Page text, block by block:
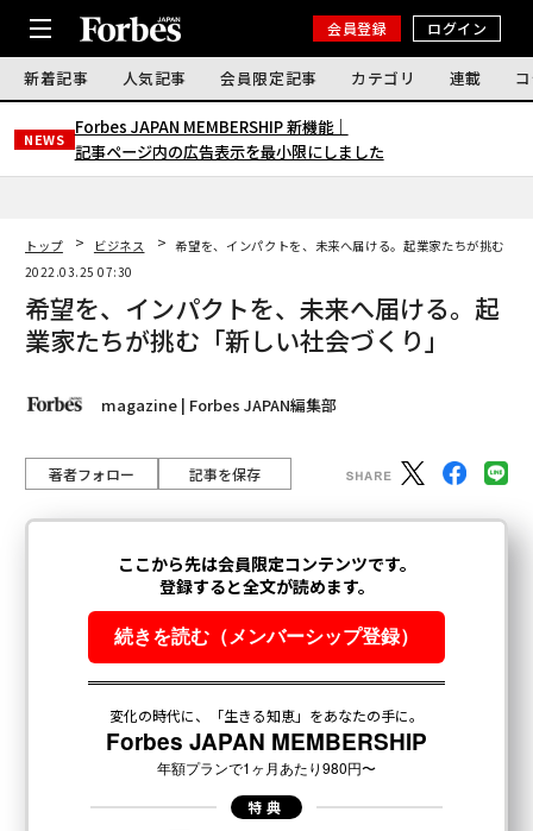
会員登録 ログイン
新着記事 人気記事 会員限定記事 カテゴリ 連載
NEWS
Forbes JAPAN MEMBERSHIP 新機能｜
記事ページ内の広告表示を最小限にしました
トップ ビジネス
希望を、インパクトを、未来へ届ける。起業家たちが挑む「
2022.03.25 07:30
希望を、インパクトを、未来へ届ける。起
業家たちが挑む「新しい社会づくり」
magazine | Forbes JAPAN編集部
著者フォロー 記事を保存